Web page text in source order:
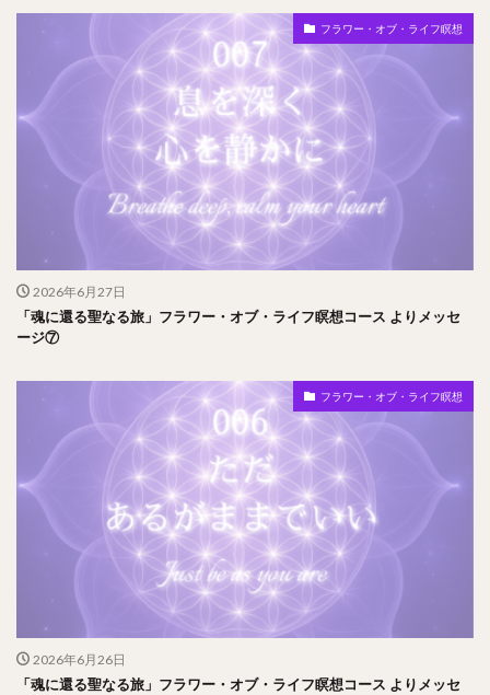
フラワー・オブ・ライフ瞑想
2026年6月27日
「魂に還る聖なる旅」フラワー・オブ・ライフ瞑想コース よりメッセ
ージ⑦
フラワー・オブ・ライフ瞑想
2026年6月26日
「魂に還る聖なる旅」フラワー・オブ・ライフ瞑想コース よりメッセ